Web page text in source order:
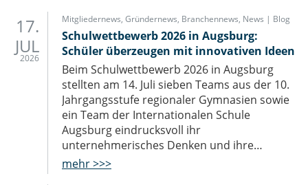
Start-Up Augsburg
17.
JUL
2026
Mitgliedernews, Gründernews, Branchennews, News | Blog
Schulwettbewerb 2026 in Augsburg:
Schüler überzeugen mit innovativen Ideen
Beim Schulwettbewerb 2026 in Augsburg
stellten am 14. Juli sieben Teams aus der 10.
Jahrgangsstufe regionaler Gymnasien sowie
ein Team der Internationalen Schule
Augsburg eindrucksvoll ihr
unternehmerisches Denken und ihre…
mehr >>>